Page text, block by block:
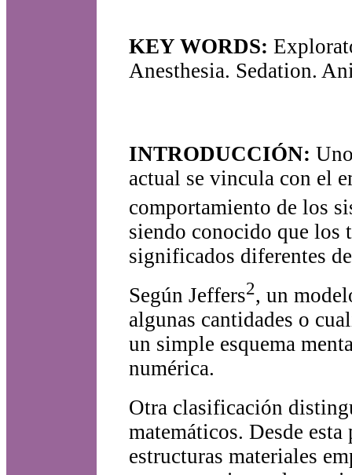
KEY WORDS:
Anesthesia. Sedation.
INTRODUCCIÓN:
actual se vincula con el
comportamiento de los
siendo conocido que los
significados diferentes
Según Jeffers2, un
algunas cantidades o
un simple esquema
numérica.
Otra clasificación
matemáticos. Desde
estructuras materiales